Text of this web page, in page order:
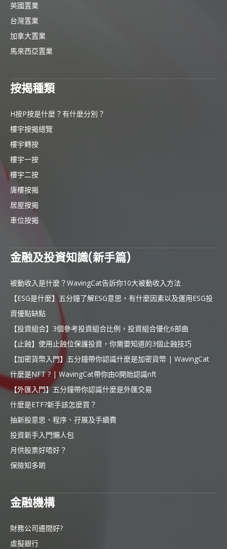
英國置業
台灣置業
加拿大置業
馬來西亞置業
按揭種類
H按P按是什麼？有什麼分別？
樓宇按揭總覽
樓宇轉按
樓宇一按
樓宇二按
唐樓按揭
居屋按揭
車位按揭
金融及投資知識(新手篇)
被動收入是什麼？WavingCat告訴你10大被動收入方法
【ESG是什麼】五分鐘了解ESG意思，有什麼因素以及運用ESG投
資優點缺點
【投資組合】3個參考投資組合比例，投資組合優化6部曲
【止蝕】使用止蝕位保護投資，你需要知道的3個止蝕技巧
【加密貨幣入門】五分鐘帶你認識什麼是加密貨幣 | WavingCat
什麼是NFT ? | WavingCat帶你由0開始認識nft
【外匯入門】五分鐘帶你認識什麼是外匯交易
什麼是ETF?新手該怎麼買？
抽新股意思、程序、孖展及手續費
投資新手入門懶人包
月供股票好唔好？
保險知多啲
金融機構
財務公司邊間好?
虛擬銀行